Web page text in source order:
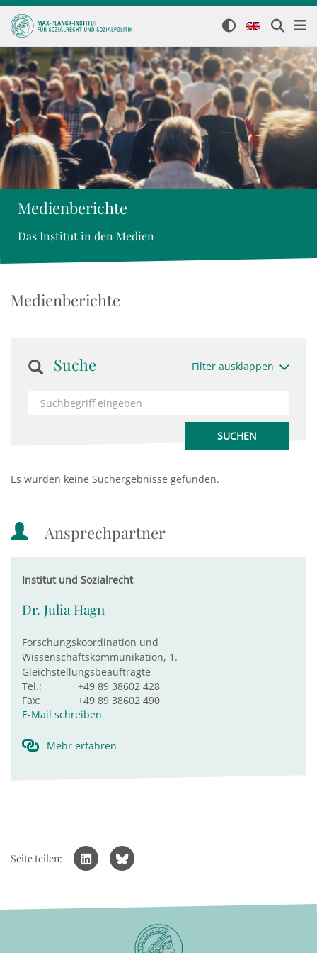
Medienberichte
Das Institut in den Medien
Medienberichte
Suche Filter ausklappen
Es wurden keine Suchergebnisse gefunden.
Ansprechpartner
Institut und Sozialrecht
Dr. Julia Hagn
Forschungskoordination und
Wissenschaftskommunikation, 1.
Gleichstellungsbeauftragte
Tel.:
+49 89 38602 428
Fax:
+49 89 38602 490
E-Mail schreiben
Mehr erfahren
Seite teilen: